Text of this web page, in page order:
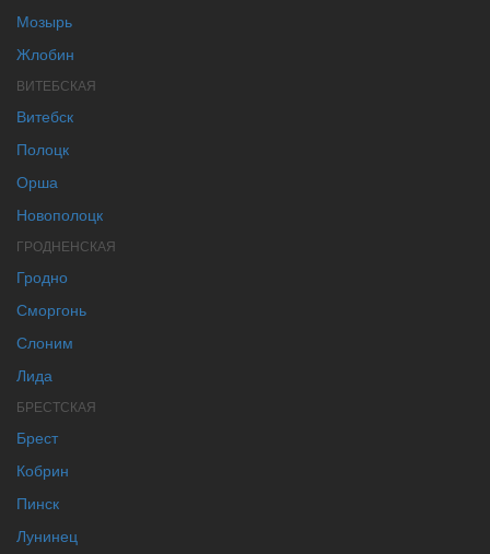
Мозырь
Жлобин
ВИТЕБСКАЯ
Витебск
Полоцк
Орша
Новополоцк
ГРОДНЕНСКАЯ
Гродно
Сморгонь
Слоним
Лида
БРЕСТСКАЯ
Брест
Кобрин
Пинск
Лунинец